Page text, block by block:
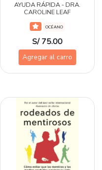
AYUDA RÁPIDA - DRA.
CAROLINE LEAF
OCÉANO
S/ 75.00
Agregar al carro